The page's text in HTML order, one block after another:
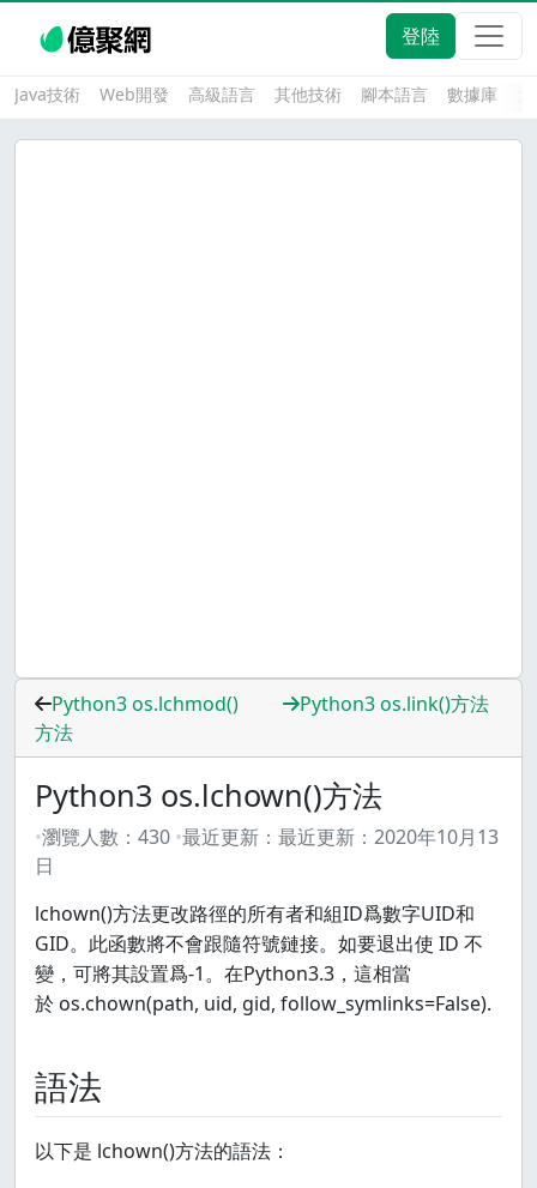
登陸
Java技術 Web開發 高級語言 其他技術 腳本語言 數據庫
Python3 os.lchmod()
方法
Python3 os.link()方法
Python3 os.lchown()方法
瀏覽人數： 430 最近更新： 最近更新： 2020年10月13
日
lchown()方法更改路徑的所有者和組ID爲數字UID和
GID。此函數將不會跟隨符號鏈接。如要退出使 ID 不
變，可將其設置爲-1。在Python3.3，這相當
於 os.chown(path, uid, gid, follow_symlinks=False).
語法
以下是 lchown()方法的語法：